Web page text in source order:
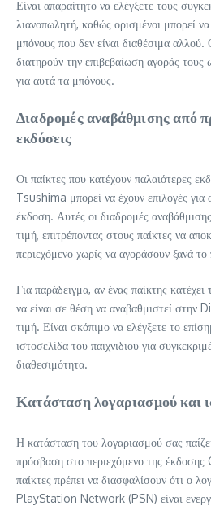
Είναι απαραίτητο να ελέγξετε τους
λιανοπωλητή, καθώς ορισμένοι μπορεί
μπόνους που δεν είναι διαθέσιμα αλλού.
διατηρούν την επιβεβαίωση αγοράς τους
για αυτά τα μπόνους.
Διαδρομές αναβάθμισης από
εκδόσεις
Οι παίκτες που κατέχουν παλαιότερες
Tsushima μπορεί να έχουν επιλογές για
έκδοση. Αυτές οι διαδρομές
τιμή, επιτρέποντας στους παίκτες να
περιεχόμενο χωρίς να αγοράσουν ξανά το
Για παράδειγμα, αν ένας παίκτης
να είναι σε θέση να αναβαθμιστεί στην
τιμή. Είναι σκόπιμο να ελέγξετε το
ιστοσελίδα του παιχνιδιού για
διαθεσιμότητα.
Κατάσταση λογαριασμού και
Η κατάσταση του λογαριασμού σας
πρόσβαση στο περιεχόμενο της
παίκτες πρέπει να διασφαλίσουν ότι ο
PlayStation Network (PSN) είναι